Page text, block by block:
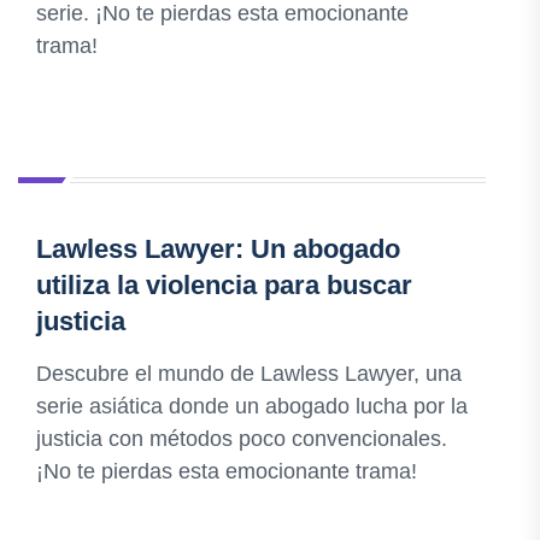
serie. ¡No te pierdas esta emocionante
trama!
Lawless Lawyer: Un abogado
utiliza la violencia para buscar
justicia
Descubre el mundo de Lawless Lawyer, una
serie asiática donde un abogado lucha por la
justicia con métodos poco convencionales.
¡No te pierdas esta emocionante trama!